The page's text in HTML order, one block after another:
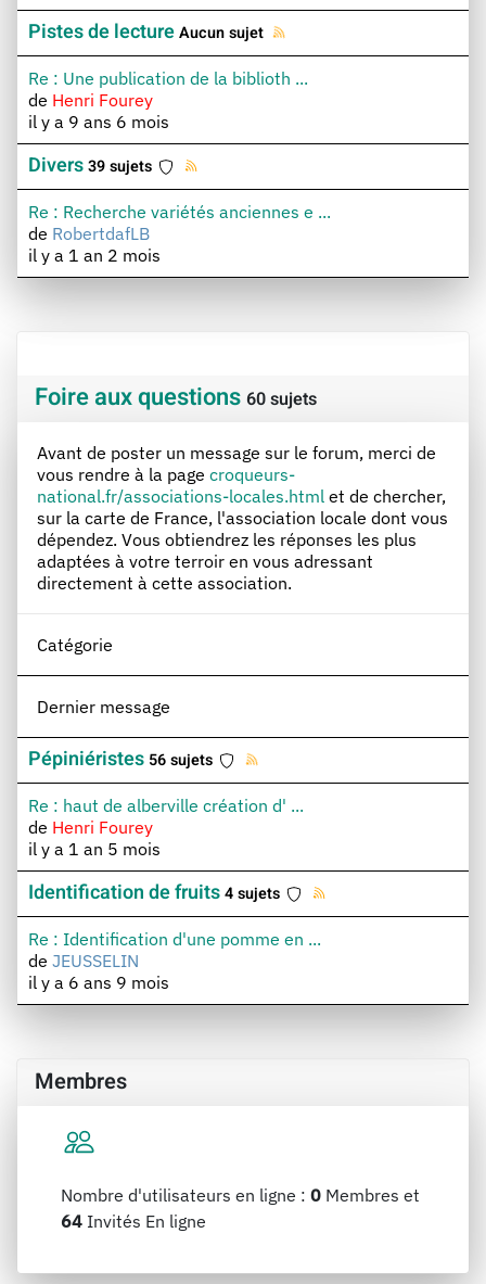
Pistes de lectureAucun sujet
Re : Une publication de la biblioth ...
de Henri Fourey
il y a 9 ans 6 mois
Divers39 sujets
Re : Recherche variétés anciennes e ...
de RobertdafLB
il y a 1 an 2 mois
Foire aux questions 60 sujets
Avant de poster un message sur le forum, merci de
vous rendre à la page croqueurs-
national.fr/associations-locales.html et de chercher,
sur la carte de France, l'association locale dont vous
dépendez. Vous obtiendrez les réponses les plus
adaptées à votre terroir en vous adressant
directement à cette association.
Catégorie
Dernier message
Pépiniéristes 56 sujets
Re : haut de alberville création d' ...
de Henri Fourey
il y a 1 an 5 mois
Identification de fruits4 sujets
Re : Identification d'une pomme en ...
de JEUSSELIN
il y a 6 ans 9 mois
Membres
Nombre d'utilisateurs en ligne : 0 Membres et
64 Invités En ligne